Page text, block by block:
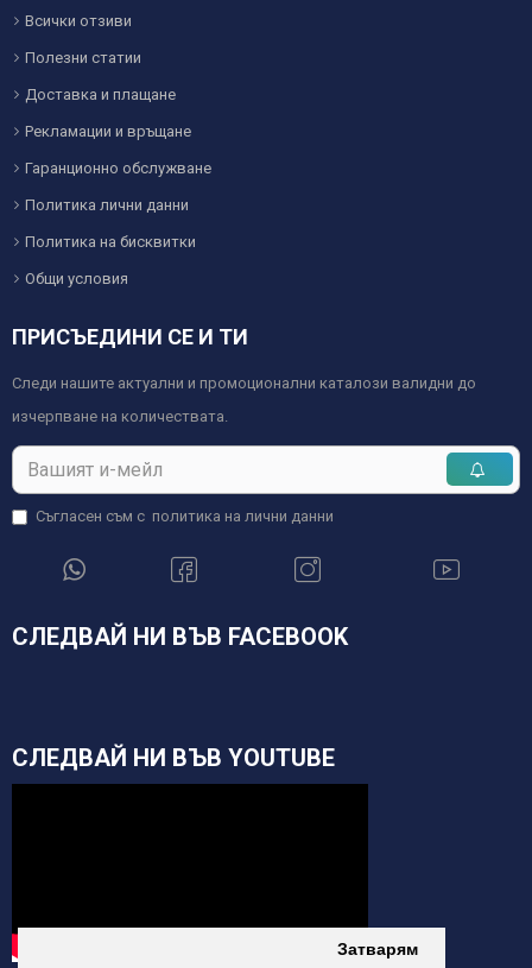
Затварям
Всички отзиви
Полезни статии
Доставка и плащане
Рекламации и връщане
Гаранционно обслужване
Политика лични данни
Политика на бисквитки
Общи условия
ПРИСЪЕДИНИ СЕ И ТИ
Следи нашите актуални и промоционални каталози валидни до
изчерпване на количествата.
Съгласен съм с политика на лични данни
СЛЕДВАЙ НИ ВЪВ FACEBOOK
СЛЕДВАЙ НИ ВЪВ YOUTUBE